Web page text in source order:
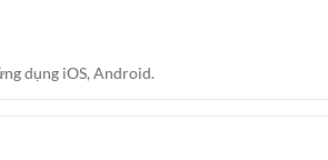
dụng iOS, Android.